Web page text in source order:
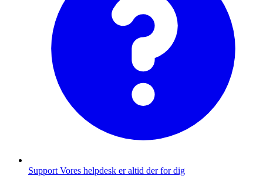
Support Vores helpdesk er altid der for dig